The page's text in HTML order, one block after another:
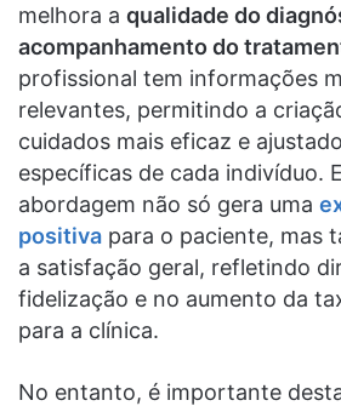
melhora a qualidade do
acompanhamento do
profissional tem informações
relevantes, permitindo a
cuidados mais eficaz e
específicas de cada indivíduo.
abordagem não só gera uma
positiva para o paciente, mas
a satisfação geral, refletindo
fidelização e no aumento da
para a clínica.
No entanto, é importante